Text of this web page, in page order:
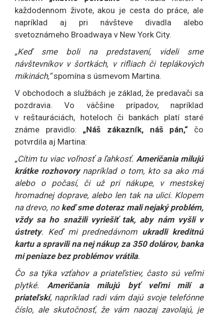
každodennom živote, akou je cesta do práce, ale
napríklad aj pri návšteve divadla alebo
svetoznámeho Broadwaya v New York City.
„Keď sme boli na predstavení, videli sme
návštevníkov v šortkách, v rifliach či teplákových
mikinách,“spomína s úsmevom Martina.
V obchodoch a službách je základ, že predavači sa
pozdravia. Vo väčšine prípadov, napríklad
v reštauráciách, hoteloch či bankách platí staré
známe pravidlo: „Náš zákazník, náš pán,“čo
potvrdila aj Martina:
„Cítim tu viac voľnosť a ľahkosť. Američania milujú
krátke rozhovory napríklad o tom, kto sa ako má
alebo o počasí, či už pri nákupe, v mestskej
hromadnej doprave, alebo len tak na ulici. Klopem
na drevo, no keď sme doteraz mali nejaký problém,
vždy sa ho snažili vyriešiť tak, aby nám vyšli v
ústrety. Keď mi prednedávnom ukradli kreditnú
kartu a spravili na nej nákup za 350 dolárov, banka
mi peniaze bez problémov vrátila.
Čo sa týka vzťahov a priateľstiev, často sú veľmi
plytké. Američania milujú byť veľmi milí a
priateľskí, napríklad radi vám dajú svoje telefónne
číslo, ale skutočnosť, že vám naozaj zavolajú, je